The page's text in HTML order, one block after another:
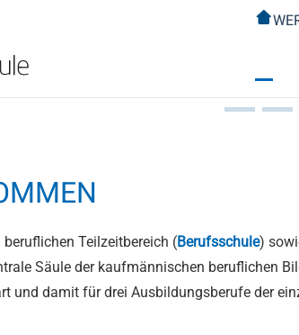
Teilzeitbereich (Berufsschule)
Säule der kaufmännischen beruflichen
und damit für drei Ausbildungsberufe der